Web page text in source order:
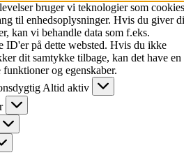
bruger vi teknologier som cookies
til enhedsoplysninger. Hvis du giver
kan vi behandle data som f.eks.
på dette websted. Hvis du ikke
dit samtykke tilbage, kan det have en
og egenskaber.
Altid aktiv